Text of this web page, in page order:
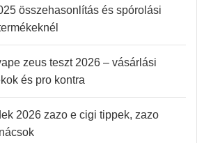
összehasonlítás és spórolási
zeus teszt 2026 – vásárlási
és pro kontra
2026 zazo e cigi tippek, zazo